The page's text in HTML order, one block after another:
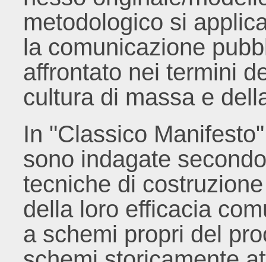
metodologico si
la comunicazione
affrontato nei termini
cultura di massa e
In "Classico
sono indagate
tecniche di
della loro efficacia
a schemi propri del